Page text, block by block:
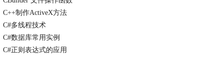
C++制作ActiveX方法
C#多线程技术
C#数据库常用实例
C#正则表达式的应用